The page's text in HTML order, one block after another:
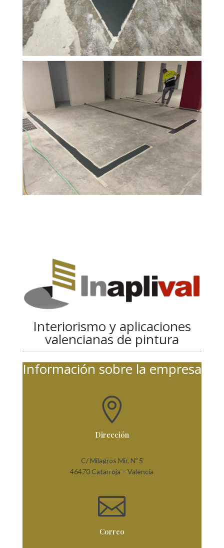
Interiorismo y aplicaciones
valencianas de pintura
Información sobre la empresa

Dirección
C/ Milagros Mir, Nº 5
46470 Catarroja – Valencia

Correo